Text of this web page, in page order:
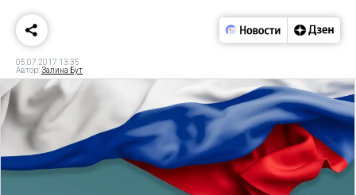
05.07.2017 13:35
Автор:Залина Бут